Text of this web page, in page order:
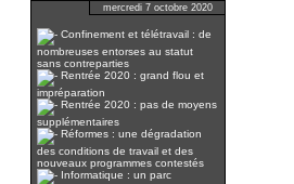
mercredi 7 octobre 2020
Confinement et télétravail : de
nombreuses entorses au statut
sans contreparties
Rentrée 2020 : grand flou et
impréparation
Rentrée 2020 : pas de moyens
supplémentaires
Réformes : une dégradation
des conditions de travail et des
nouveaux programmes contestés
Informatique : un parc